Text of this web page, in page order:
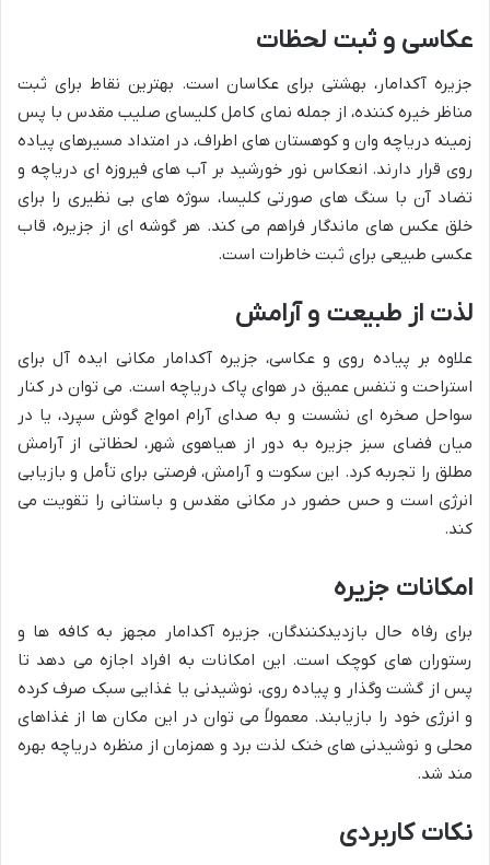
عکاسی و ثبت لحظات
جزیره آکدامار، بهشتی برای عکاسان است. بهترین نقاط برای ثبت
مناظر خیره کننده، از جمله نمای کامل کلیسای صلیب مقدس با پس
زمینه دریاچه وان و کوهستان های اطراف، در امتداد مسیرهای پیاده
روی قرار دارند. انعکاس نور خورشید بر آب های فیروزه ای دریاچه و
تضاد آن با سنگ های صورتی کلیسا، سوژه های بی نظیری را برای
خلق عکس های ماندگار فراهم می کند. هر گوشه ای از جزیره، قاب
عکسی طبیعی برای ثبت خاطرات است.
لذت از طبیعت و آرامش
علاوه بر پیاده روی و عکاسی، جزیره آکدامار مکانی ایده آل برای
استراحت و تنفس عمیق در هوای پاک دریاچه است. می توان در کنار
سواحل صخره ای نشست و به صدای آرام امواج گوش سپرد، یا در
میان فضای سبز جزیره به دور از هیاهوی شهر، لحظاتی از آرامش
مطلق را تجربه کرد. این سکوت و آرامش، فرصتی برای تأمل و بازیابی
انرژی است و حس حضور در مکانی مقدس و باستانی را تقویت می
کند.
امکانات جزیره
برای رفاه حال بازدیدکنندگان، جزیره آکدامار مجهز به کافه ها و
رستوران های کوچک است. این امکانات به افراد اجازه می دهد تا
پس از گشت وگذار و پیاده روی، نوشیدنی یا غذایی سبک صرف کرده
و انرژی خود را بازیابند. معمولاً می توان در این مکان ها از غذاهای
محلی و نوشیدنی های خنک لذت برد و همزمان از منظره دریاچه بهره
مند شد.
نکات کاربردی